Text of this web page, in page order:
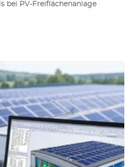
bei PV-Freiflächenanlage